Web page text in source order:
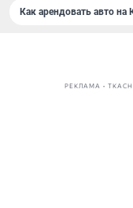
Как арендовать авто
РЕКЛАМА •